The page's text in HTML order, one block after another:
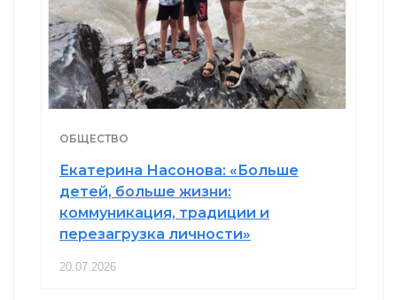
ОБЩЕСТВО
Екатерина Насонова: «Больше
детей, больше жизни:
коммуникация, традиции и
перезагрузка личности»
20.07.2026